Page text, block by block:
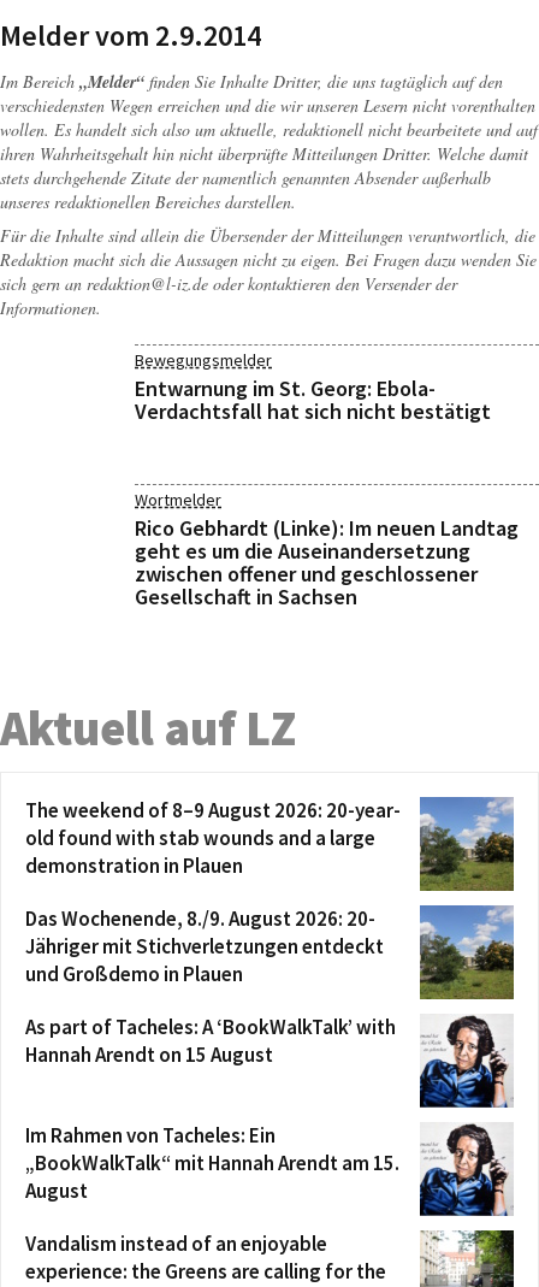
Melder vom 2.9.2014
Im Bereich „Melder“ finden Sie Inhalte Dritter, die uns tagtäglich auf den
verschiedensten Wegen erreichen und die wir unseren Lesern nicht vorenthalten
wollen. Es handelt sich also um aktuelle, redaktionell nicht bearbeitete und auf
ihren Wahrheitsgehalt hin nicht überprüfte Mitteilungen Dritter. Welche damit
stets durchgehende Zitate der namentlich genannten Absender außerhalb
unseres redaktionellen Bereiches darstellen.
Für die Inhalte sind allein die Übersender der Mitteilungen verantwortlich, die
Redaktion macht sich die Aussagen nicht zu eigen. Bei Fragen dazu wenden Sie
sich gern an redaktion@l-iz.de oder kontaktieren den Versender der
Informationen.
Bewegungsmelder
Entwarnung im St. Georg: Ebola-
Verdachtsfall hat sich nicht bestätigt
Wortmelder
Rico Gebhardt (Linke): Im neuen Landtag
geht es um die Auseinandersetzung
zwischen offener und geschlossener
Gesellschaft in Sachsen
Aktuell auf LZ
The weekend of 8–9 August 2026: 20-year-
old found with stab wounds and a large
demonstration in Plauen
Das Wochenende, 8./9. August 2026: 20-
Jähriger mit Stichverletzungen entdeckt
und Großdemo in Plauen
As part of Tacheles: A ‘BookWalkTalk’ with
Hannah Arendt on 15 August
Im Rahmen von Tacheles: Ein
„BookWalkTalk“ mit Hannah Arendt am 15.
August
Vandalism instead of an enjoyable
experience: the Greens are calling for the